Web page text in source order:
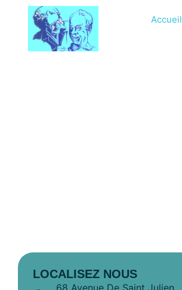
Accueil
LOCALISEZ NOUS